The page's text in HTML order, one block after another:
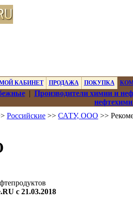
КАБИНЕТ ПРОДАЖА ПОКУПКА
| Производители химии и
Российские >> САТУ, ООО >>
с 21.03.2018